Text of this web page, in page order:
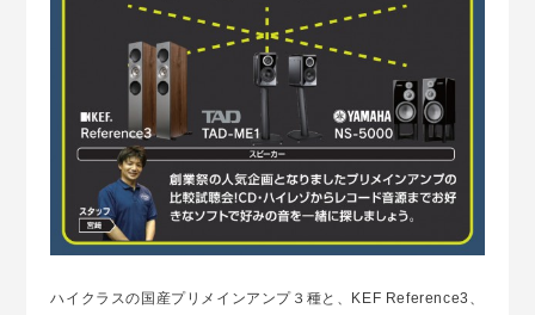
ハイクラスの国産プリメインアンプ３種と、KEF Reference3、